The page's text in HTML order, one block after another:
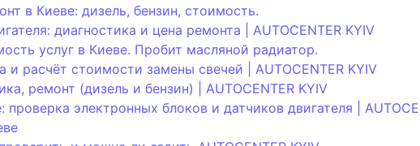
в Киеве: дизель, бензин, стоимость.
диагностика и цена ремонта | AUTOCENTER KYIV
услуг в Киеве. Пробит масляной радиатор.
расчёт стоимости замены свечей | AUTOCENTER KYIV
ремонт (дизель и бензин) | AUTOCENTER KYIV
электронных блоков и датчиков двигателя |